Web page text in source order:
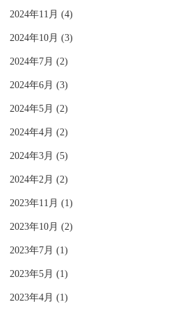
2024年11月 (4)
2024年10月 (3)
2024年7月 (2)
2024年6月 (3)
2024年5月 (2)
2024年4月 (2)
2024年3月 (5)
2024年2月 (2)
2023年11月 (1)
2023年10月 (2)
2023年7月 (1)
2023年5月 (1)
2023年4月 (1)